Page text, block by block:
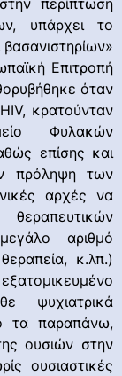
περίπτωση
υπάρχει το
Επιτροπή
όταν
κρατούνταν
Φυλακών
επίσης και
πρόληψη των
αρχές να
αριθμό
κ.λπ.)
ψυχιατρικά
τα παραπάνω,
ουσιών στην
ουσιαστικές